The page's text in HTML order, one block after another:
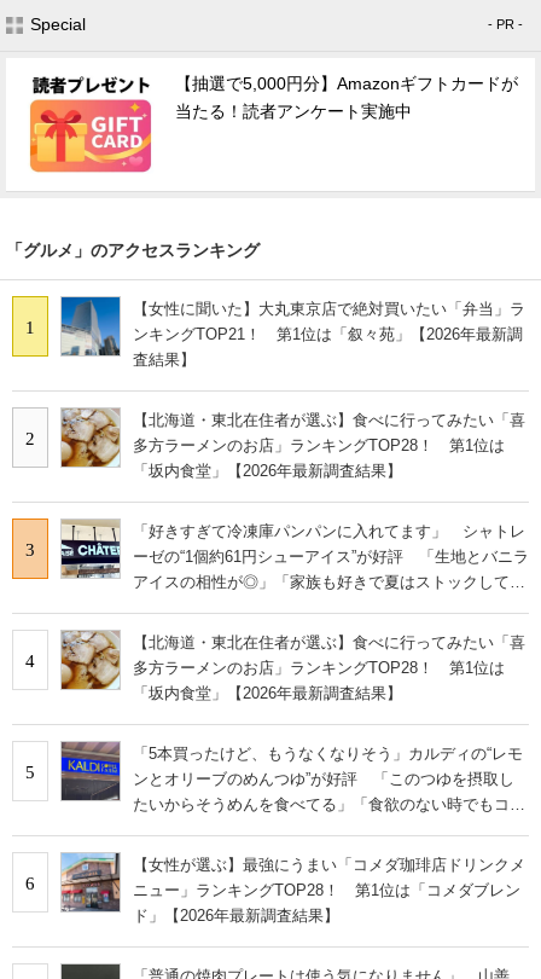
Special - PR -
【抽選で5,000円分】Amazonギフトカードが
当たる！読者アンケート実施中
「グルメ」のアクセスランキング
1
【女性に聞いた】大丸東京店で絶対買いたい「弁当」ラ
ンキングTOP21！ 第1位は「叙々苑」【2026年最新調
査結果】
2
【北海道・東北在住者が選ぶ】食べに行ってみたい「喜
多方ラーメンのお店」ランキングTOP28！ 第1位は
「坂内食堂」【2026年最新調査結果】
3
「好きすぎて冷凍庫パンパンに入れてます」 シャトレ
ーゼの“1個約61円シューアイス”が好評 「生地とバニラ
アイスの相性が◎」「家族も好きで夏はストックして
4
【北海道・東北在住者が選ぶ】食べに行ってみたい「喜
多方ラーメンのお店」ランキングTOP28！ 第1位は
「坂内食堂」【2026年最新調査結果】
5
「5本買ったけど、もうなくなりそう」カルディの“レモ
ンとオリーブのめんつゆ”が好評 「このつゆを摂取し
たいからそうめんを食べてる」「食欲のない時でもコレ
6
【女性が選ぶ】最強にうまい「コメダ珈琲店ドリンクメ
ニュー」ランキングTOP28！ 第1位は「コメダブレン
ド」【2026年最新調査結果】